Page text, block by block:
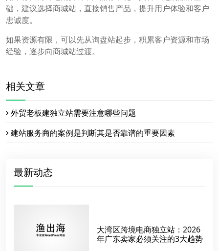
础，建议选择商城站，直接销售产品，提升用户体验和客户
忠诚度。
如果资源有限，可以先从询盘站起步，积累客户资源和市场
经验，逐步向商城站过渡。
相关文章
外贸老板建独立站需要注意哪些问题
建站服务商的案例是判断其是否靠谱的重要因素
最新动态
大湾区跨境电商独立站：2026
年广东卖家必须关注的3大趋势